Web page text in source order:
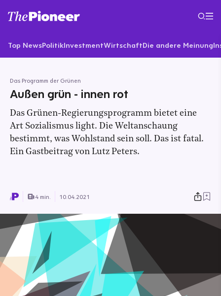
Top NewsPolitikInvestmentWirtschaftDie andere Meinung
Das Programm der Grünen
Außen grün - innen rot
Das Grünen-Regierungsprogramm bietet eine
Art Sozialismus light. Die Weltanschaung
bestimmt, was Wohlstand sein soll. Das ist fatal.
Ein Gastbeitrag von Lutz Peters.
4 min. 10.04.2021